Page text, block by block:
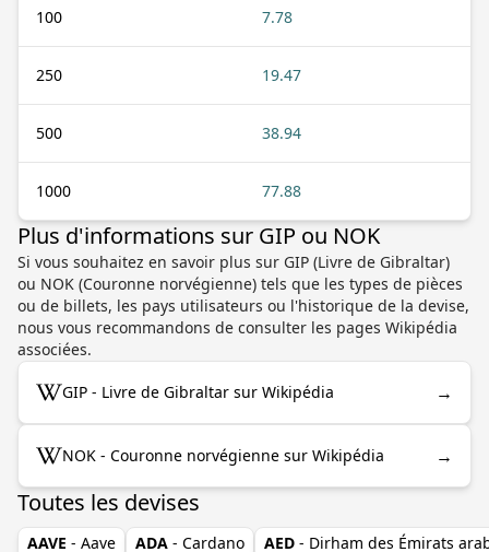
100 7.78
250 19.47
500 38.94
1000 77.88
Plus d'informations sur GIP ou NOK
Si vous souhaitez en savoir plus sur GIP (Livre de Gibraltar)
ou NOK (Couronne norvégienne) tels que les types de pièces
ou de billets, les pays utilisateurs ou l'historique de la devise,
nous vous recommandons de consulter les pages Wikipédia
associées.
GIP - Livre de Gibraltar sur Wikipédia →
NOK - Couronne norvégienne sur Wikipédia →
Toutes les devises
AAVE - Aave ADA - Cardano AED - Dirham des Émirats